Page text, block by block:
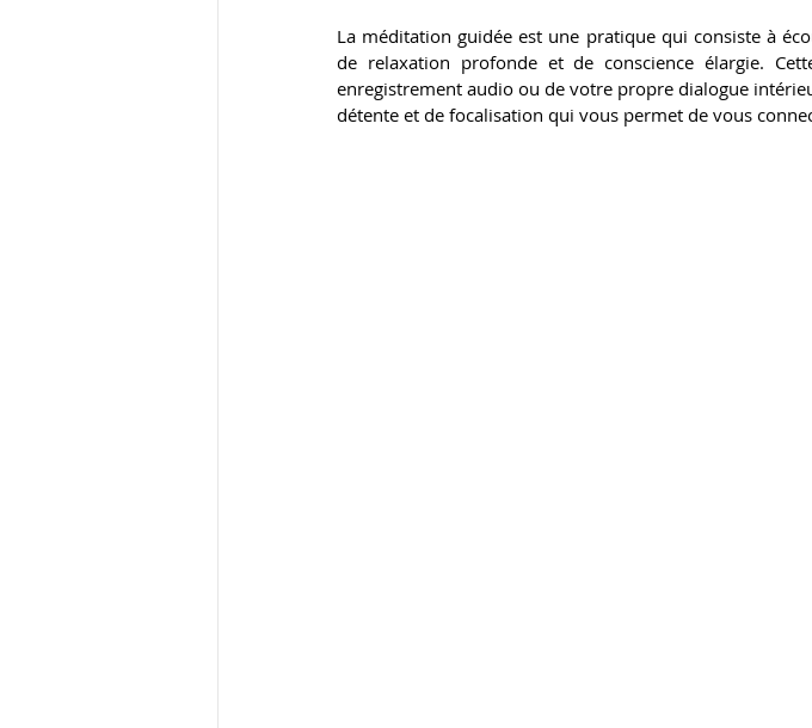
Ensemble,
La méditation guidée est une pratique qui consiste à
de relaxation profonde et de conscience élargie.
enregistrement audio ou de votre propre dialogue
détente et de focalisation qui vous permet de vous